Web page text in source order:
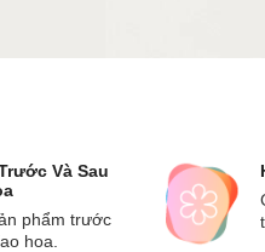
Và Sau
phẩm trước
hoa.